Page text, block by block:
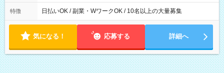
特徴 日払いOK / 副業・WワークOK / 10名以上の大量募集
気になる！ 応募する 詳細へ